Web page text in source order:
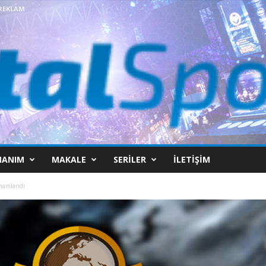
MAKALE SERILER İLETIŞIM